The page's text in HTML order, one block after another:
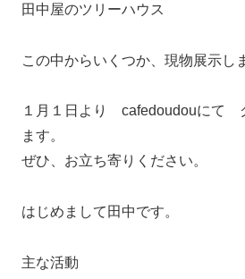
田中屋のツリーハウス
この中からいくつか、現物展示し
１月１日より cafedoudouにて
ます。
ぜひ、お立ち寄りください。
はじめまして田中です。
主な活動